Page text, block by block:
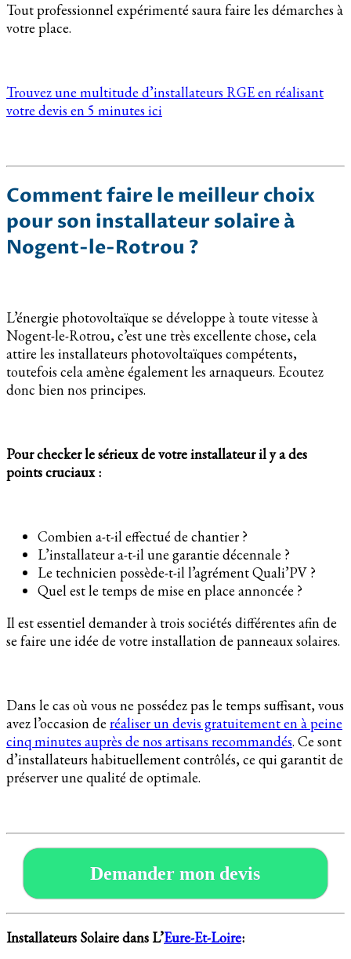
Tout professionnel expérimenté saura faire les démarches à
votre place.
Trouvez une multitude d’installateurs RGE en réalisant
votre devis en 5 minutes ici
Comment faire le meilleur choix
pour son installateur solaire à
Nogent-le-Rotrou ?
L’énergie photovoltaïque se développe à toute vitesse à
Nogent-le-Rotrou, c’est une très excellente chose, cela
attire les installateurs photovoltaïques compétents,
toutefois cela amène également les arnaqueurs. Ecoutez
donc bien nos principes.
Pour checker le sérieux de votre installateur il y a des
points cruciaux :
Combien a-t-il effectué de chantier ?
L’installateur a-t-il une garantie décennale ?
Le technicien possède-t-il l’agrément Quali’PV ?
Quel est le temps de mise en place annoncée ?
Il est essentiel demander à trois sociétés différentes afin de
se faire une idée de votre installation de panneaux solaires.
Dans le cas où vous ne possédez pas le temps suffisant, vous
avez l’occasion de réaliser un devis gratuitement en à peine
cinq minutes auprès de nos artisans recommandés. Ce sont
d’installateurs habituellement contrôlés, ce qui garantit de
préserver une qualité de optimale.
Demander mon devis
Installateurs Solaire dans L’Eure-Et-Loire: